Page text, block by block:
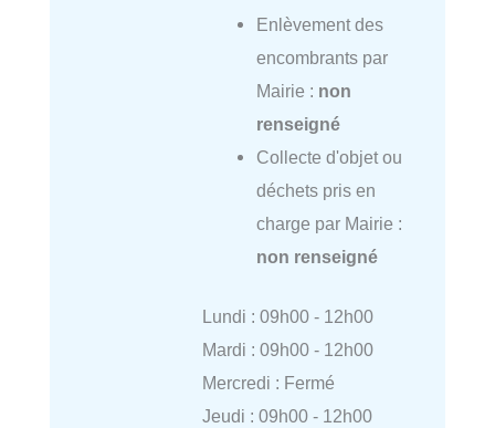
Enlèvement des
encombrants par
Mairie : non
renseigné
Collecte d'objet ou
déchets pris en
charge par Mairie :
non renseigné
Lundi : 09h00 - 12h00
Mardi : 09h00 - 12h00
Mercredi : Fermé
Jeudi : 09h00 - 12h00